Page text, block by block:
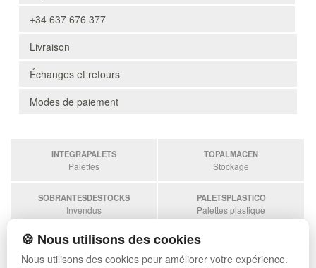
+34 637 676 377
Livraison
Échanges et retours
Modes de paiement
INTEGRAPALETS
Palettes
TOPALMACEN
Stockage
SOBRANTESDESTOCKS
Invendus
PALETSPLASTICO
Palettes plastique
ESTANTERIASKIT
Estanterias
🍪 Nous utilisons des cookies
Nous utilisons des cookies pour améliorer votre expérience.